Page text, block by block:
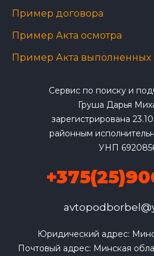
Пример договора
Пример Акта осмотра
Пример Акта выполненных
Сервис по поиску и
Груша Дарья
зарегистрирована
районным
УНП
Юридический адрес:
Почтовый адрес: Минская